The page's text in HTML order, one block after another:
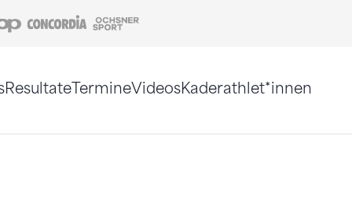
Coop Concordia
ResultateTermineVideosKaderathlet*innen